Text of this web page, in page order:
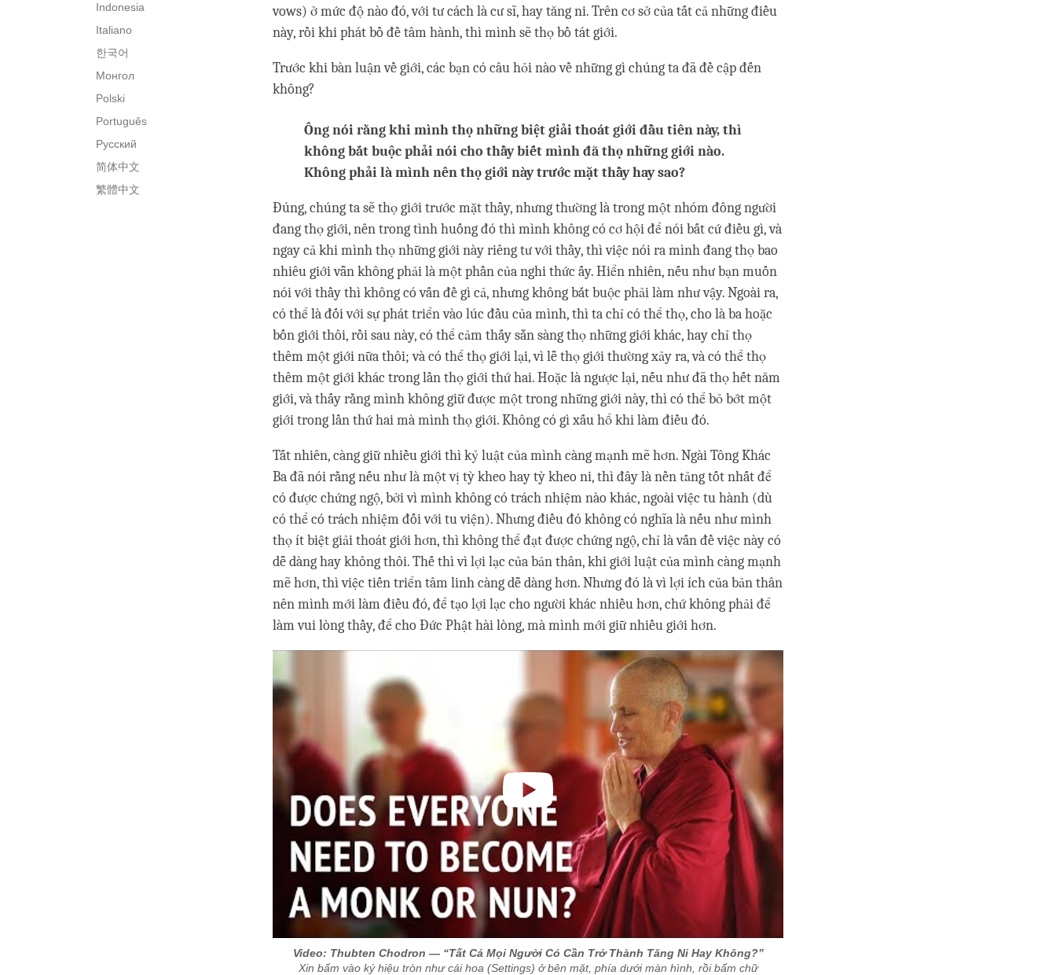
Indonesia
Italiano
한국어
Монгол
Polski
Português
Русский
简体中文
繁體中文
vows) ở mức độ nào đó, với tư cách là cư sĩ, hay tăng ni. Trên cơ sở của tất cả những điều
này, rồi khi phát bồ đề tâm hành, thì mình sẽ thọ bồ tát giới.
Trước khi bàn luận về giới, các bạn có câu hỏi nào về những gì chúng ta đã đề cập đến
không?
Ông nói rằng khi mình thọ những biệt giải thoát giới đầu tiên này,thì
không bắt buộc phải nói cho thầy biết mình đã thọ những giớinào.
Không phải là mình nên thọ giới này trước mặt thầy hay sao?
Đúng, chúng ta sẽ thọ giới trước mặt thầy, nhưng thường là trong một nhóm đông người
đang thọ giới, nên trong tình huống đó thì mình không có cơ hội để nói bất cứ điều gì, và
ngay cả khi mình thọ những giới này riêng tư với thầy, thì việc nói ra mình đang thọ bao
nhiêu giới vẫn không phải là một phần của nghi thức ấy. Hiển nhiên, nếu như bạn muốn
nói với thầy thì không có vấn đề gì cả, nhưng không bắt buộc phải làm như vậy. Ngoài ra,
có thể là đối với sự phát triển vào lúc đầu của mình, thì ta chỉ có thể thọ, cho là ba hoặc
bốn giới thôi, rồi sau này, có thể cảm thấy sẵn sàng thọ những giới khác, hay chỉ thọ
thêm một giới nữa thôi; và có thể thọ giới lại, vì lễ thọ giới thường xảy ra, và có thể thọ
thêm một giới khác trong lần thọ giới thứ hai. Hoặc là ngược lại, nếu như đã thọ hết năm
giới, và thấy rằng mình không giữ được một trong những giới này, thì có thể bỏ bớt một
giới trong lần thứ hai mà mình thọ giới. Không có gì xấu hổ khi làm điều đó.
Tất nhiên, càng giữ nhiều giới thì kỷ luật của mình càng mạnh mẽ hơn. Ngài Tông Khác
Ba đã nói rằng nếu như là một vị tỳ kheo hay tỳ kheo ni, thì đây là nền tảng tốt nhất để
có được chứng ngộ, bởi vì mình không có trách nhiệm nào khác, ngoài việc tu hành (dù
có thể có trách nhiệm đối với tu viện). Nhưng điều đó không có nghĩa là nếu như mình
thọ ít biệt giải thoát giới hơn, thì không thể đạt được chứng ngộ, chỉ là vấn đề việc này có
dễ dàng hay không thôi. Thế thì vì lợi lạc của bản thân, khi giới luật của mình càng mạnh
mẽ hơn, thì việc tiến triển tâm linh càng dễ dàng hơn. Nhưng đó là vì lợi ích của bản thân
nên mình mới làm điều đó, để tạo lợi lạc cho người khác nhiều hơn, chứ không phải để
làm vui lòng thầy, để cho Đức Phật hài lòng, mà mình mới giữ nhiều giới hơn.
Video: Thubten Chodron — “Tất Cả Mọi Người Có Cần Trở Thành Tăng Ni Hay Không?”
Xin bấm vào ký hiệu tròn như cái hoa (Settings) ở bên mặt, phía dưới màn hình, rồi bấm chữ